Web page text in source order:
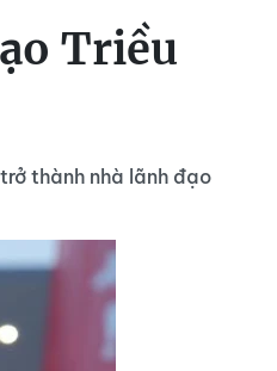
Triều
thành nhà lãnh đạo